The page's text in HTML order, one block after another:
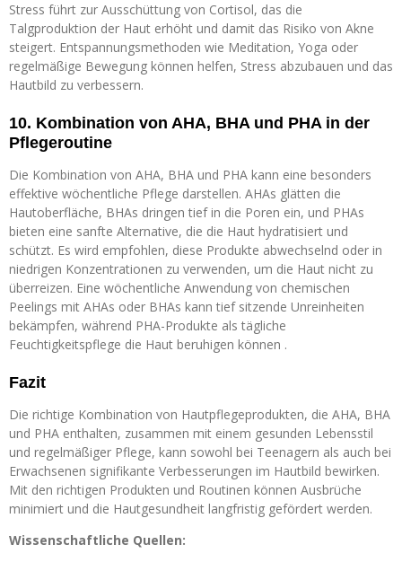
Stress führt zur Ausschüttung von Cortisol, das die
Talgproduktion der Haut erhöht und damit das Risiko von Akne
steigert. Entspannungsmethoden wie Meditation, Yoga oder
regelmäßige Bewegung können helfen, Stress abzubauen und das
Hautbild zu verbessern.
10. Kombination von AHA, BHA und PHA in der
Pflegeroutine
Die Kombination von AHA, BHA und PHA kann eine besonders
effektive wöchentliche Pflege darstellen. AHAs glätten die
Hautoberfläche, BHAs dringen tief in die Poren ein, und PHAs
bieten eine sanfte Alternative, die die Haut hydratisiert und
schützt. Es wird empfohlen, diese Produkte abwechselnd oder in
niedrigen Konzentrationen zu verwenden, um die Haut nicht zu
überreizen. Eine wöchentliche Anwendung von chemischen
Peelings mit AHAs oder BHAs kann tief sitzende Unreinheiten
bekämpfen, während PHA-Produkte als tägliche
Feuchtigkeitspflege die Haut beruhigen können .
Fazit
Die richtige Kombination von Hautpflegeprodukten, die AHA, BHA
und PHA enthalten, zusammen mit einem gesunden Lebensstil
und regelmäßiger Pflege, kann sowohl bei Teenagern als auch bei
Erwachsenen signifikante Verbesserungen im Hautbild bewirken.
Mit den richtigen Produkten und Routinen können Ausbrüche
minimiert und die Hautgesundheit langfristig gefördert werden.
Wissenschaftliche Quellen: